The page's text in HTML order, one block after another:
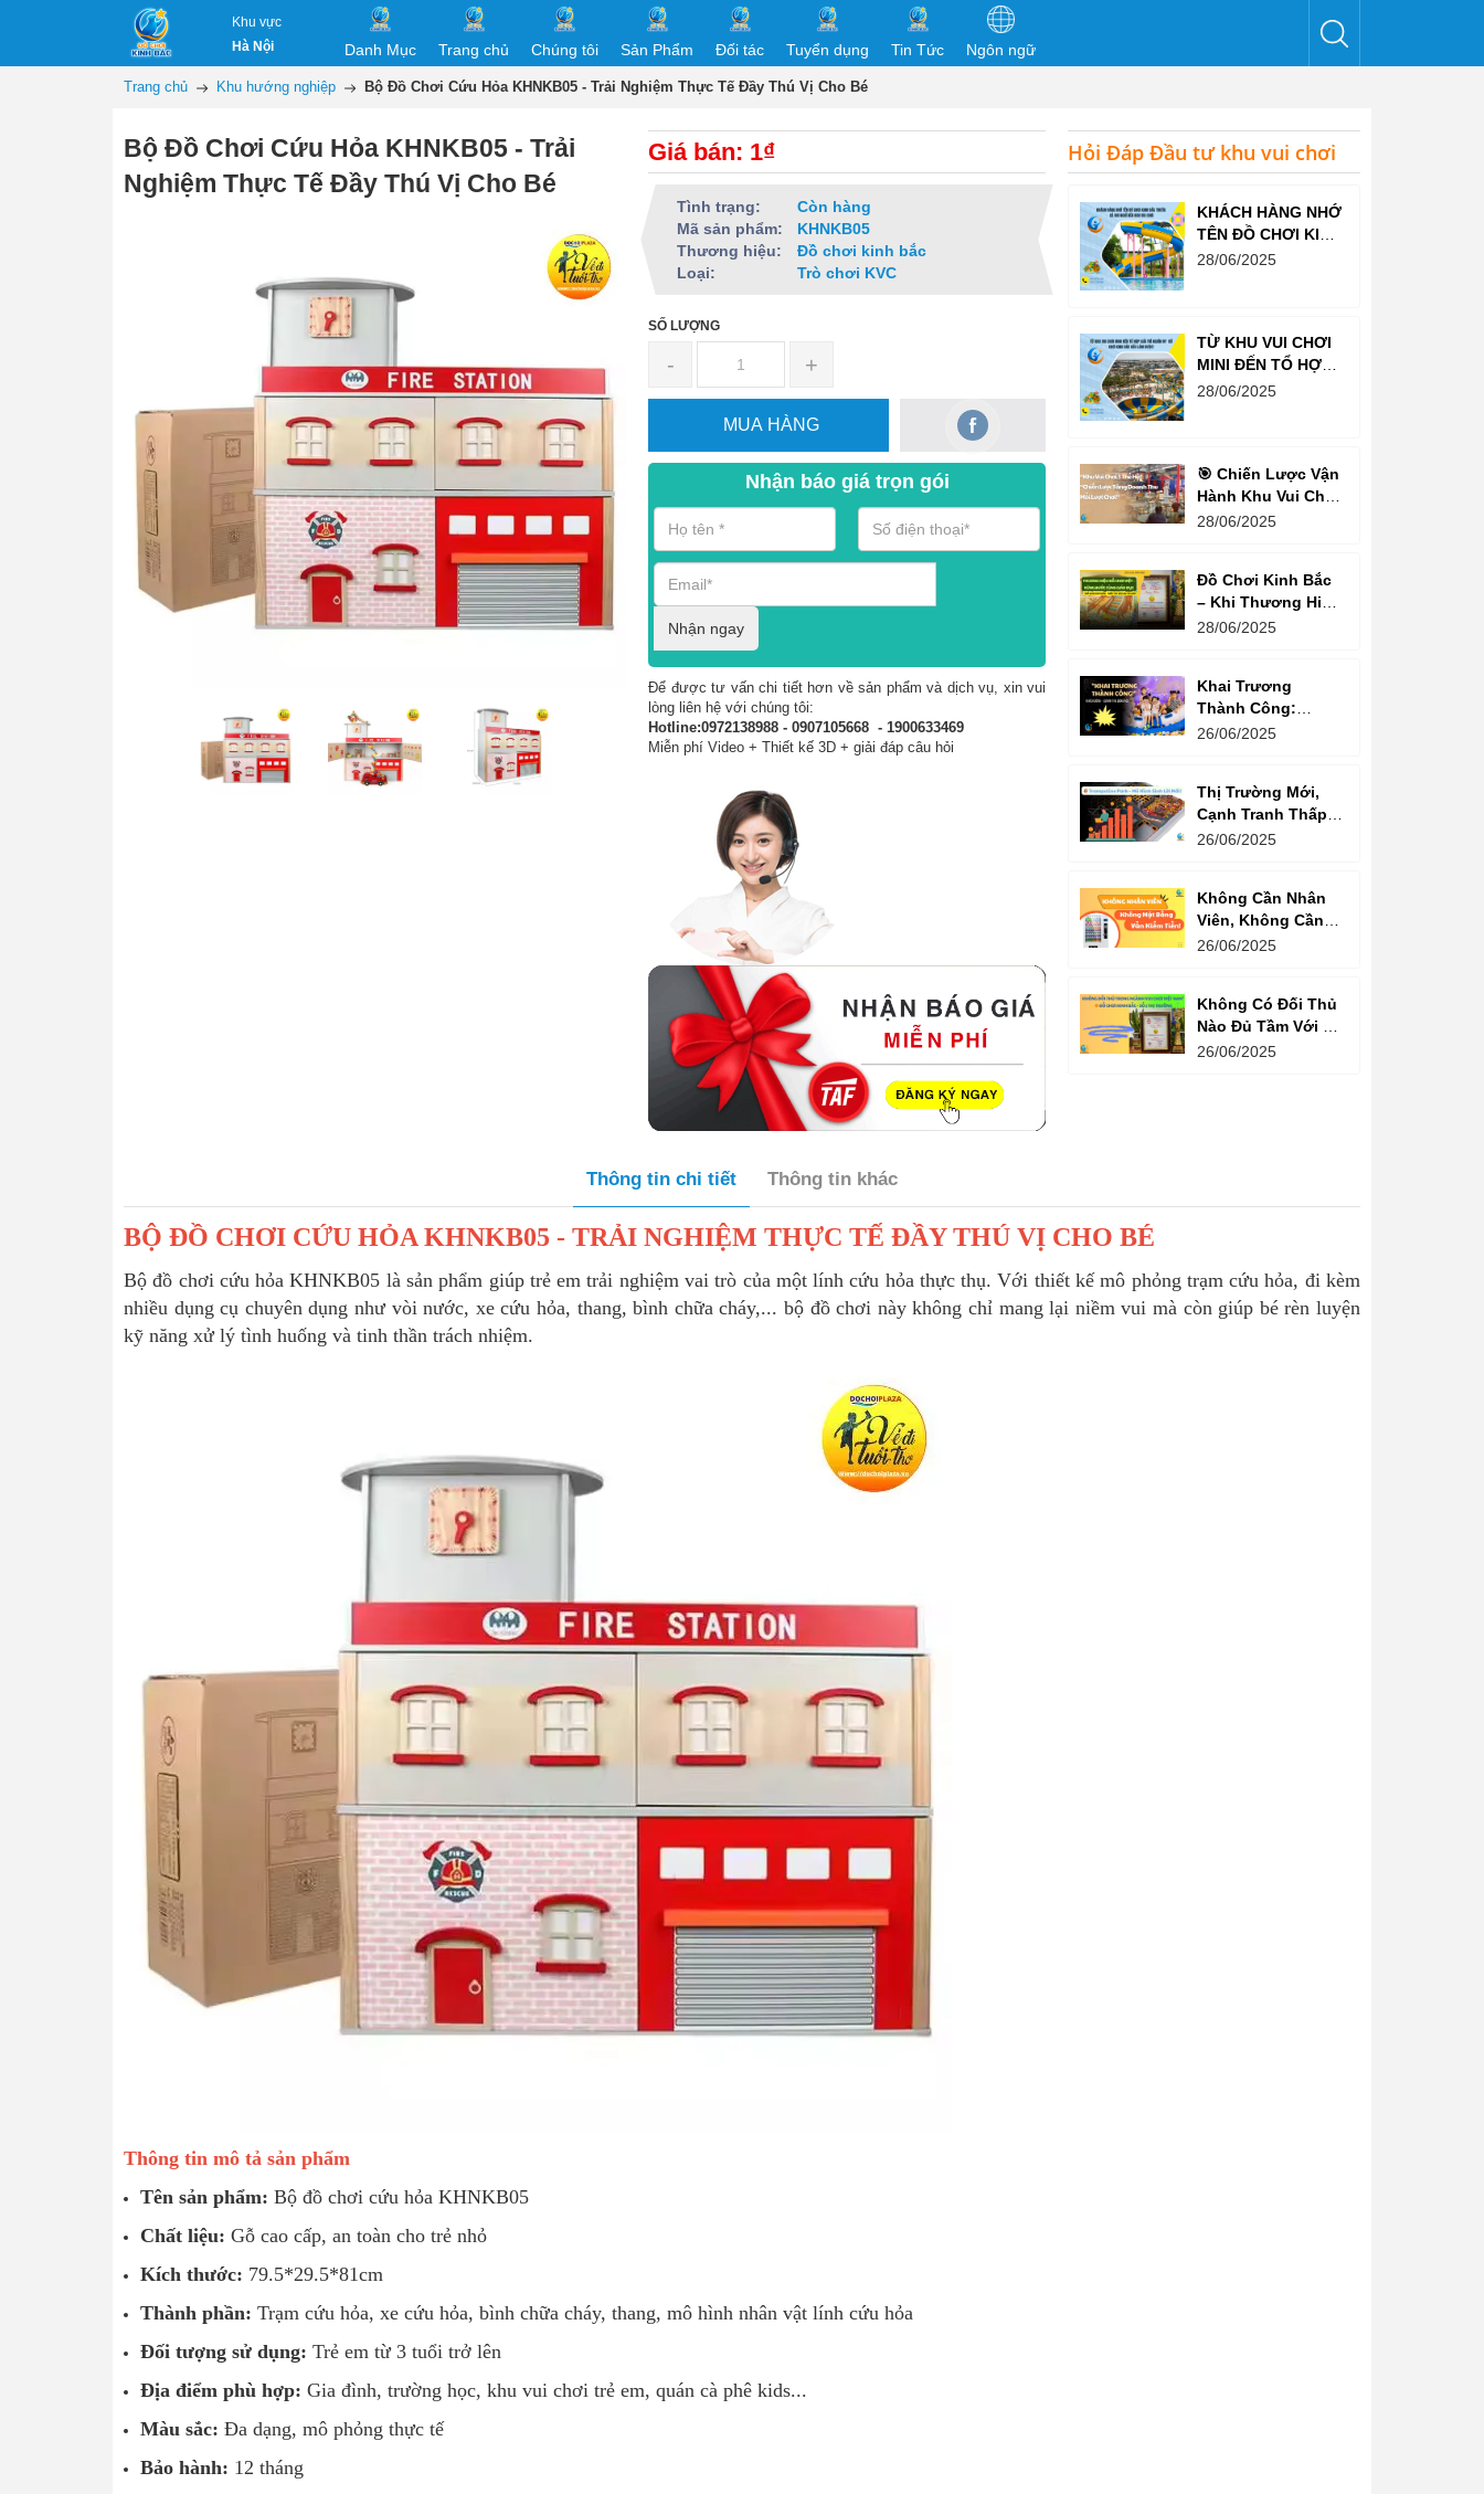
Khu vực
Hà Nội
Danh Mục Trang chủ Chúng tôi Sản Phẩm Đối tác Tuyển dụng Tin Tức Ngôn ngữ
Trang chủ Khu hướng nghiệp Bộ Đồ Chơi Cứu Hỏa KHNKB05 - Trải Nghiệm Thực Tế Đầy Thú Vị Cho Bé
Bộ Đồ Chơi Cứu Hỏa KHNKB05 - Trải
Nghiệm Thực Tế Đầy Thú Vị Cho Bé
Giá bán: 1₫
Tình trạng:
Còn hàng
Mã sản phẩm:
KHNKB05
Thương hiệu:
Đồ chơi kinh bắc
Loại:
Trò chơi KVC
SỐ LƯỢNG
- +
MUA HÀNG
Nhận báo giá trọn gói
Nhận ngay
Để được tư vấn chi tiết hơn về sản phẩm và dịch vụ, xin vui
lòng liên hệ với chúng tôi:
Hotline:0972138988 - 0907105668 - 1900633469
Miễn phí Video + Thiết kế 3D + giải đáp câu hỏi
Hỏi Đáp Đầu tư khu vui chơi
KHÁCH HÀNG NHỚ
TÊN ĐỒ CHƠI KINH
BẮC TRƯỚC CẢ
28/06/2025
TỪ KHU VUI CHƠI
MINI ĐẾN TỔ HỢP
GIẢI TRÍ NGHÌN M²
28/06/2025
🎯 Chiến Lược Vận
Hành Khu Vui Chơi
3 Thế Hệ – Tối Đa
28/06/2025
Đồ Chơi Kinh Bắc
– Khi Thương Hiệu
Vững Mạnh Bắt
28/06/2025
Khai Trương
Thành Công:
Khách Nườm
Quyết Là Gì?
26/06/2025
Thị Trường Mới,
Cạnh Tranh Thấp –
Trampoline Park Là
26/06/2025
Không Cần Nhân
Viên, Không Cần
Cửa Hàng – Chỉ
26/06/2025
Không Có Đối Thủ
Nào Đủ Tầm Với Đồ
Chơi Kinh Bắc
26/06/2025
Thông tin chi tiết Thông tin khác
BỘ ĐỒ CHƠI CỨU HỎA KHNKB05 - TRẢI NGHIỆM THỰC TẾ ĐẦY THÚ VỊ CHO BÉ
Bộ đồ chơi cứu hỏa KHNKB05 là sản phẩm giúp trẻ em trải nghiệm vai trò của một lính cứu hỏa thực thụ. Với thiết kế mô phỏng trạm cứu hỏa, đi kèm
nhiều dụng cụ chuyên dụng như vòi nước, xe cứu hỏa, thang, bình chữa cháy,... bộ đồ chơi này không chỉ mang lại niềm vui mà còn giúp bé rèn luyện
kỹ năng xử lý tình huống và tinh thần trách nhiệm.
Thông tin mô tả sản phẩm
Tên sản phẩm: Bộ đồ chơi cứu hỏa KHNKB05
Chất liệu: Gỗ cao cấp, an toàn cho trẻ nhỏ
Kích thước: 79.5*29.5*81cm
Thành phần: Trạm cứu hỏa, xe cứu hỏa, bình chữa cháy, thang, mô hình nhân vật lính cứu hỏa
Đối tượng sử dụng: Trẻ em từ 3 tuổi trở lên
Địa điểm phù hợp: Gia đình, trường học, khu vui chơi trẻ em, quán cà phê kids...
Màu sắc: Đa dạng, mô phỏng thực tế
Bảo hành: 12 tháng